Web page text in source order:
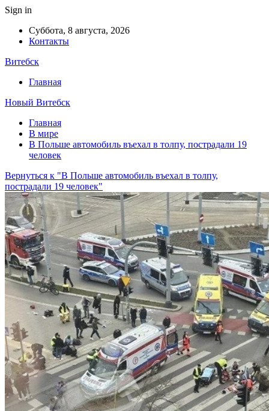
Sign in
Суббота, 8 августа, 2026
Контакты
Витебск
Главная
Новый Витебск
Главная
В мире
В Польше автомобиль въехал в толпу, пострадали 19
человек
Вернуться к "В Польше автомобиль въехал в толпу,
пострадали 19 человек"